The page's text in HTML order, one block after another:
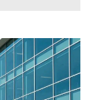
vous
à dossier